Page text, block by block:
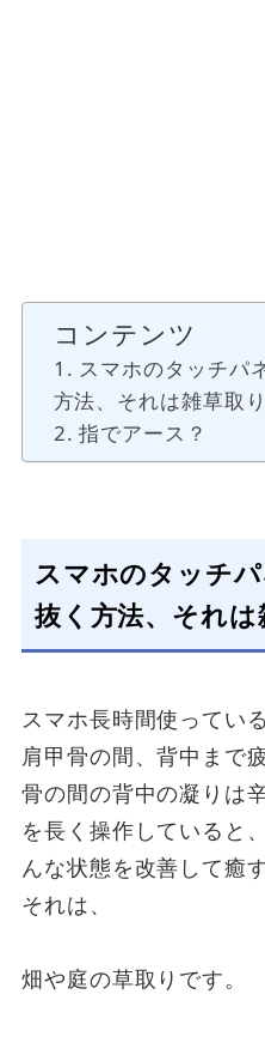
コンテンツ
スマホのタッチパ
方法、それは雑草取り
指でアース？
スマホのタッチ
抜く方法、それは
スマホ長時間使ってい
肩甲骨の間、背中まで
骨の間の背中の凝りは
を長く操作していると
んな状態を改善して癒
それは、
畑や庭の草取りです。